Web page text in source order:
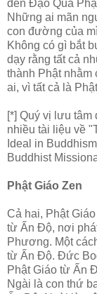
đến Ðạo Quả
Những ai mãn
con đường của
Không có gì bắt
dạy rằng tất cả
thành Phật nhằm
ai, vì tất cả là
[*] Quý vị lưu tâm
nhiều tài liệu về
Ideal in
Buddhist
Phật Giáo Zen
Cả hai, Phật
từ Ấn Ðộ, nơi
Phương. Một
từ Ấn Ðộ. Ðức
Phật Giáo từ Ấn
Ngài là con thứ